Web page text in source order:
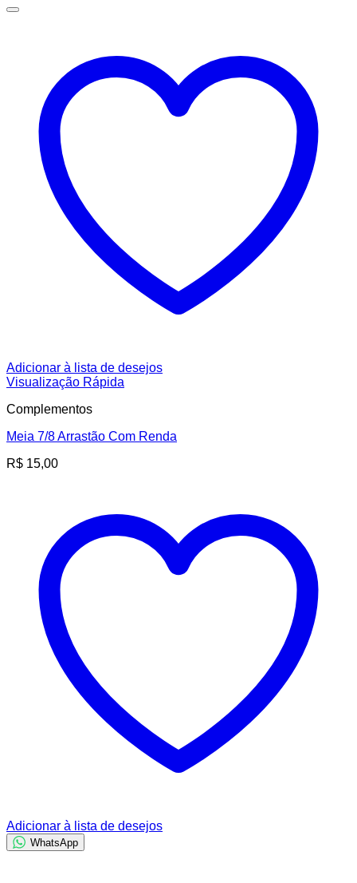
Adicionar à lista de desejos
Visualização Rápida
Complementos
Meia 7/8 Arrastão Com Renda
R$ 15,00
Adicionar à lista de desejos
WhatsApp